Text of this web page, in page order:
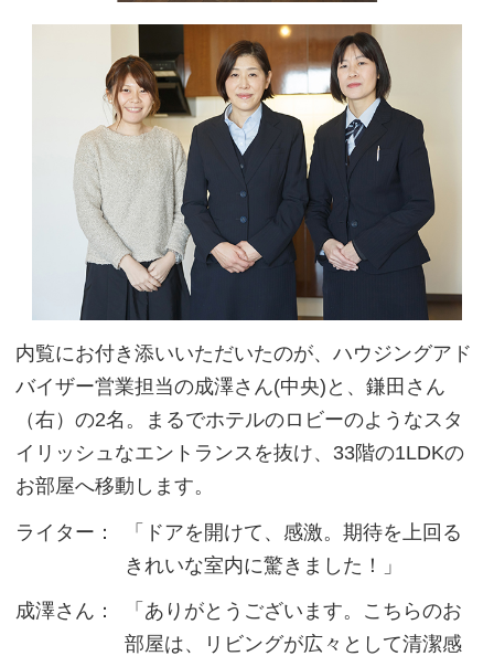
内覧にお付き添いいただいたのが、ハウジングアド
バイザー営業担当の成澤さん(中央)と、鎌田さん
（右）の2名。まるでホテルのロビーのようなスタ
イリッシュなエントランスを抜け、33階の1LDKの
お部屋へ移動します。
ライター：
「ドアを開けて、感激。期待を上回る
きれいな室内に驚きました！」
成澤さん：
「ありがとうございます。こちらのお
部屋は、リビングが広々として清潔感